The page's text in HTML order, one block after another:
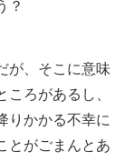
？
が、そこに意味
ろがあるし、
りかかる不幸に
とがごまんとあ